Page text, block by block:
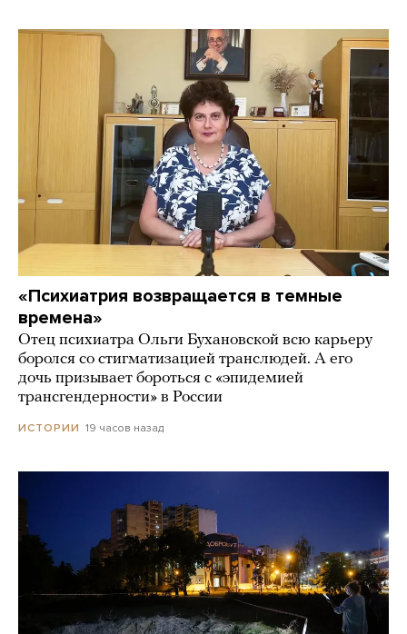
«Психиатрия возвращается в темные
времена»
Отец психиатра Ольги Бухановской всю карьеру
боролся со стигматизацией транслюдей. А его
дочь призывает бороться с «эпидемией
трансгендерности» в России
ИСТОРИИ 19 часов назад